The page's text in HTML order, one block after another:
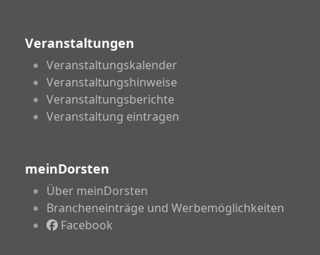
Veranstaltungen
Veranstaltungskalender
Veranstaltungshinweise
Veranstaltungsberichte
Veranstaltung eintragen
meinDorsten
Über meinDorsten
Brancheneinträge und Werbemöglichkeiten
Facebook